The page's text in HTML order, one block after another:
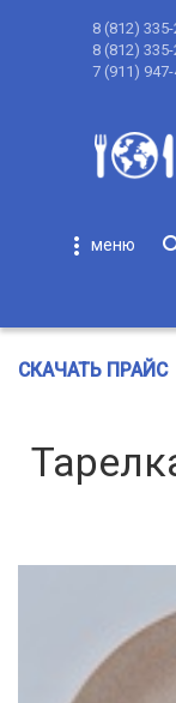
8 (812)
8 (812)
7 (911)
more_vert
СКАЧАТЬ ПРАЙС